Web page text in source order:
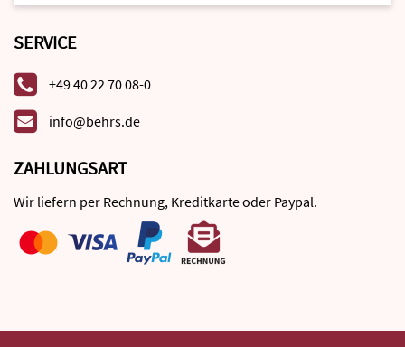
SERVICE
+49 40 22 70 08-0
info@behrs.de
ZAHLUNGSART
Wir liefern per Rechnung, Kreditkarte oder Paypal.